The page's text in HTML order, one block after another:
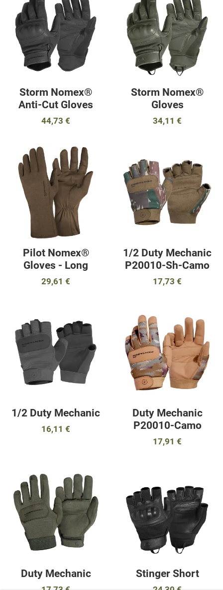
Προσθήκη για σύγκριση
Γρήγορη ματιά
Storm Nomex®
Anti-Cut Gloves
44,73 €
Storm Nomex®
Gloves
34,11 €
Προσθήκη για σύγκριση
Γρήγορη ματιά
Pilot Nomex®
Gloves - Long
29,61 €
1/2 Duty Mechanic
P20010-Sh-Camo
17,73 €
Προσθήκη στα αγαπημένα
Προσθήκη για σύγκριση
Γρήγορη ματιά
1/2 Duty Mechanic
16,11 €
Duty Mechanic
P20010-Camo
17,91 €
Προσθήκη για σύγκριση
Γρήγορη ματιά
Duty Mechanic Stinger Short